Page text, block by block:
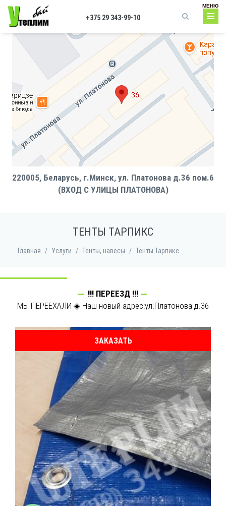
Перейти к основному содержанию
220005, Беларусь, г.Минск, ул. Платонова д.36 пом.6
(ВХОД С УЛИЦЫ ПЛАТОНОВА)
МЕНЮ
Форма поиска
+375 29 343-99-10
ТЕНТЫ ТАРПИКС
Главная / Услуги / Тенты, навесы / Тенты Тарпикс
!!! ПЕРЕЕЗД !!!
МЫ ПЕРЕЕХАЛИ ◈ Наш новый адрес:ул.Платонова д.36
ЗАКАЗАТЬ